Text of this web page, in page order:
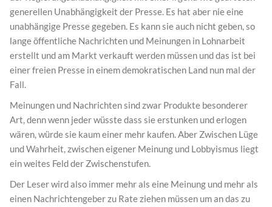
generellen Unabhängigkeit der Presse. Es hat aber nie eine
unabhängige Presse gegeben. Es kann sie auch nicht geben, so
lange öffentliche Nachrichten und Meinungen in Lohnarbeit
erstellt und am Markt verkauft werden müssen und das ist bei
einer freien Presse in einem demokratischen Land nun mal der
Fall.
Meinungen und Nachrichten sind zwar Produkte besonderer
Art, denn wenn jeder wüsste dass sie erstunken und erlogen
wären, würde sie kaum einer mehr kaufen. Aber Zwischen Lüge
und Wahrheit, zwischen eigener Meinung und Lobbyismus liegt
ein weites Feld der Zwischenstufen.
Der Leser wird also immer mehr als eine Meinung und mehr als
einen Nachrichtengeber zu Rate ziehen müssen um an das zu